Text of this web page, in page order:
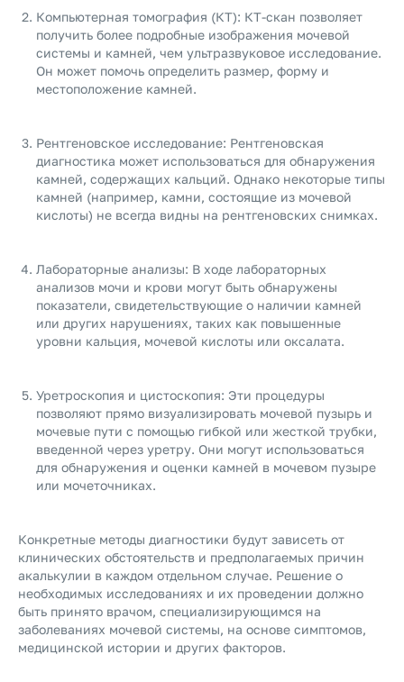
Компьютерная томография (КТ): КТ-скан позволяет
получить более подробные изображения мочевой
системы и камней, чем ультразвуковое исследование.
Он может помочь определить размер, форму и
местоположение камней.
Рентгеновское исследование: Рентгеновская
диагностика может использоваться для обнаружения
камней, содержащих кальций. Однако некоторые типы
камней (например, камни, состоящие из мочевой
кислоты) не всегда видны на рентгеновских снимках.
Лабораторные анализы: В ходе лабораторных
анализов мочи и крови могут быть обнаружены
показатели, свидетельствующие о наличии камней
или других нарушениях, таких как повышенные
уровни кальция, мочевой кислоты или оксалата.
Уретроскопия и цистоскопия: Эти процедуры
позволяют прямо визуализировать мочевой пузырь и
мочевые пути с помощью гибкой или жесткой трубки,
введенной через уретру. Они могут использоваться
для обнаружения и оценки камней в мочевом пузыре
или мочеточниках.
Конкретные методы диагностики будут зависеть от
клинических обстоятельств и предполагаемых причин
акалькулии в каждом отдельном случае. Решение о
необходимых исследованиях и их проведении должно
быть принято врачом, специализирующимся на
заболеваниях мочевой системы, на основе симптомов,
медицинской истории и других факторов.